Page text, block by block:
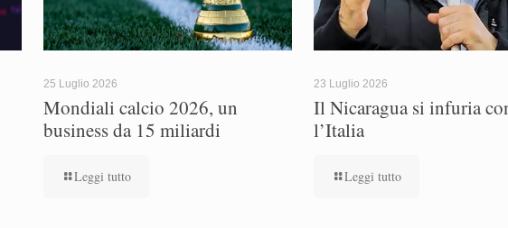
25 Luglio 2026
Mondiali calcio 2026, un
business da 15 miliardi
Leggi tutto
23 Luglio 2026
Il Nicaragua si infuria
l’Italia
Leggi tutto